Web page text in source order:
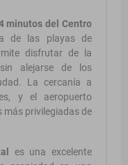
minutos del Centro
de las playas de
disfrutar de la
alejarse de los
La cercanía a
y el aeropuerto
más privilegiadas de
es una excelente